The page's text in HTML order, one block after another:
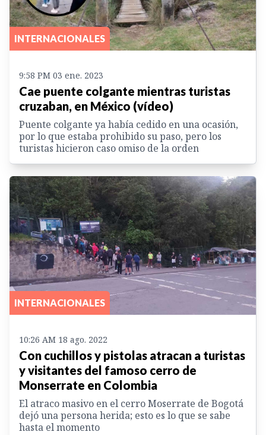
INTERNACIONALES
9:58 PM 03 ene. 2023
Cae puente colgante mientras turistas
cruzaban, en México (vídeo)
Puente colgante ya había cedido en una ocasión,
por lo que estaba prohibido su paso, pero los
turistas hicieron caso omiso de la orden
INTERNACIONALES
10:26 AM 18 ago. 2022
Con cuchillos y pistolas atracan a turistas
y visitantes del famoso cerro de
Monserrate en Colombia
El atraco masivo en el cerro Moserrate de Bogotá
dejó una persona herida; esto es lo que se sabe
hasta el momento